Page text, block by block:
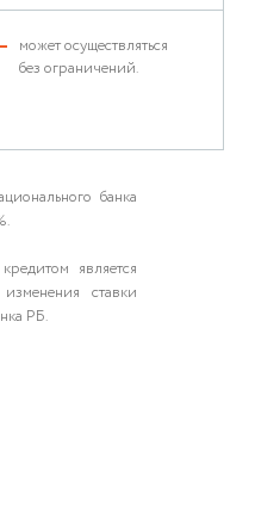
может осуществляться
без ограничений.
банка
является
ставки
РБ.